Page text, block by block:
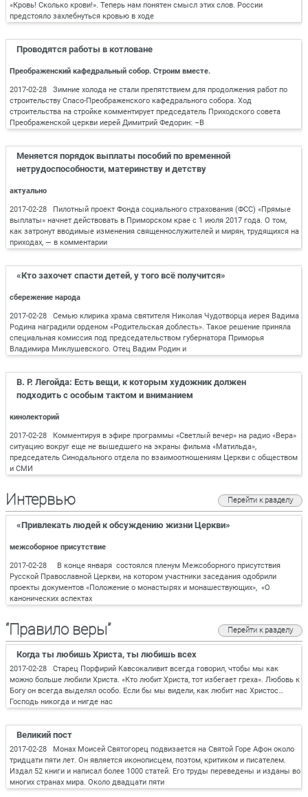
«Кровь! Сколько крови!». Теперь нам понятен смысл этих слов. России
предстояло захлебнуться кровью в ходе
Проводятся работы в котловане
Преображенский кафедральный собор. Строим вместе.
2017-02-28 Зимние холода не стали препятствием для продолжения работ по
строительству Спасо-Преображенского кафедрального собора. Ход
строительства на стройке комментирует председатель Приходского совета
Преображенской церкви иерей Димитрий Федорин: –В
Меняется порядок выплаты пособий по временной
нетрудоспособности, материнству и детству
актуально
2017-02-28 Пилотный проект Фонда социального страхования (ФСС) «Прямые
выплаты» начнет действовать в Приморском крае с 1 июля 2017 года. О том,
как затронут вводимые изменения священнослужителей и мирян, трудящихся на
приходах, — в комментарии
«Кто захочет спасти детей, у того всё получится»
сбережение народа
2017-02-28 Семью клирика храма святителя Николая Чудотворца иерея Вадима
Родина наградили орденом «Родительская доблесть». Такое решение приняла
специальная комиссия под председательством губернатора Приморья
Владимира Миклушевского. Отец Вадим Родин и
В. Р. Легойда: Есть вещи, к которым художник должен
подходить с особым тактом и вниманием
кинолекторий
2017-02-28 Комментируя в эфире программы «Светлый вечер» на радио «Вера»
ситуацию вокруг еще не вышедшего на экраны фильма «Матильда»,
председатель Синодального отдела по взаимоотношениям Церкви с обществом
и СМИ
Интервью Перейти к разделу
«Привлекать людей к обсуждению жизни Церкви»
межсоборное присутствие
2017-02-28 В конце января состоялся пленум Межсоборного присутствия
Русской Православной Церкви, на котором участники заседания одобрили
проекты документов «Положение о монастырях и монашествующих», «О
канонических аспектах
“Правило веры” Перейти к разделу
Когда ты любишь Христа, ты любишь всех
2017-02-28 Старец Порфирий Кавсокаливит всегда говорил, чтобы мы как
можно больше любили Христа. «Кто любит Христа, тот избегает греха». Любовь к
Богу он всегда выделял особо. Если бы мы видели, как любит нас Христос…
Господь никогда и нигде нас
Великий пост
2017-02-28 Монах Моисей Святогорец подвизается на Святой Горе Афон около
тридцати пяти лет. Он является иконописцем, поэтом, критиком и писателем.
Издал 52 книги и написал более 1000 статей. Его труды переведены и изданы во
многих странах мира. Около двадцати пяти